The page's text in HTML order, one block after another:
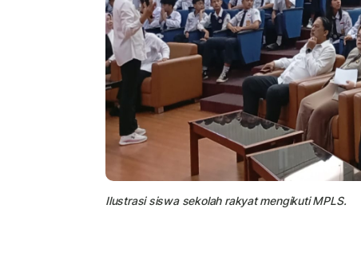
Ilustrasi siswa sekolah rakyat mengikuti MPLS.